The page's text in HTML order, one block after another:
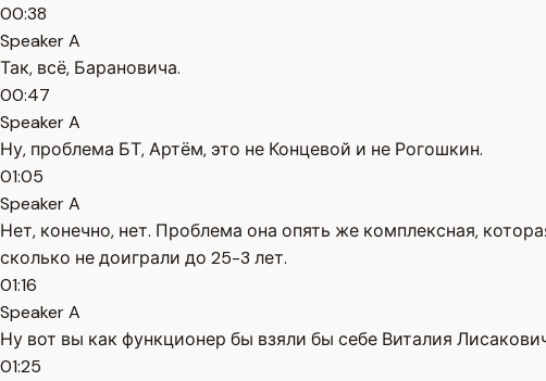
00:38
Speaker A
Так, всё, Барановича.
00:47
Speaker A
Ну, проблема БТ, Артём, это не Концевой и не Рогошкин.
01:05
Speaker A
Нет, конечно, нет. Проблема она опять же комплексная,
сколько не доиграли до 25-3 лет.
01:16
Speaker A
Ну вот вы как функционер бы взяли бы себе Виталия
01:25